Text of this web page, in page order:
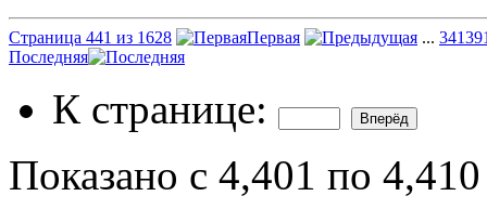
Страница 441 из 1628 Первая ... 341
Последняя
К странице:
Показано с 4,401 по